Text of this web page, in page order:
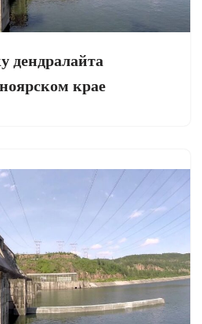
дендралайта
крае